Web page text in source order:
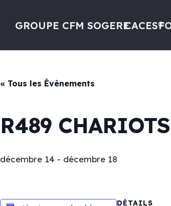
GROUPE CFM SOGERECACES®
« Tous les Évènements
R489 CHARIOTS
décembre 14 - décembre 18
DÉTAILS